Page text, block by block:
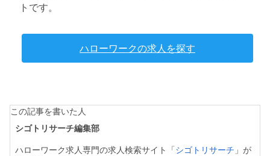
トです。
ハローワークの求人を探す
この記事を書いた人
シゴトリサーチ編集部
ハローワーク求人専門の求人検索サイト「 シゴトリサーチ 」が